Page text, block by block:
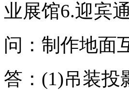
业展馆6.迎宾
问：制作地面
答：(1)吊装投